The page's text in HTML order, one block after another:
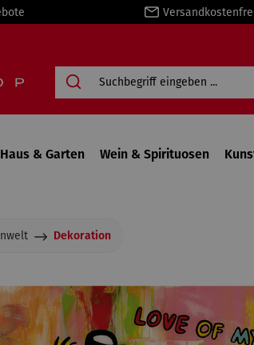
springen
Haus & Garten Wein & Spirituosen
Dekoration